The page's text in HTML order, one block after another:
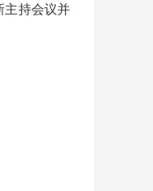
主持会议并